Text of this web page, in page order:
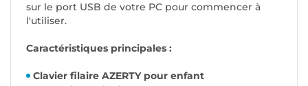
sur le port USB de votre PC pour commencer à
l'utiliser.
Caractéristiques principales :
Clavier filaire AZERTY pour enfant